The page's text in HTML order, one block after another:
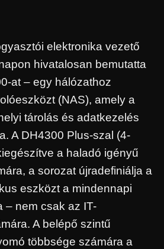
elektronika vezető
hivatalosan bemutatta
at – egy hálózathoz
(NAS), amely a
tárolás és adatkezelés
A DH4300 Plus-szal (4-
a haladó igényű
a sorozat újradefiniálja a
eszközt a mindennapi
– nem csak az IT-
A belépő szintű
többsége számára a